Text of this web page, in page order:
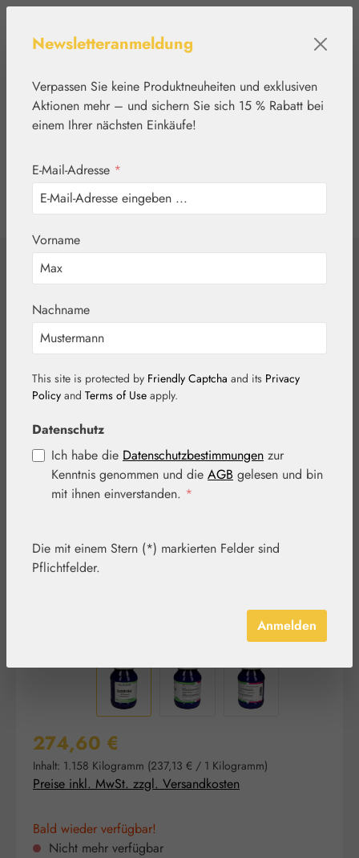
Werkzeugleiste anzeigen
Passiflora GPH
Kapseln
Bildergalerie überspringen
Regulärer Preis:
274,60 €
Inhalt: 1.158 Kilogramm (237,13 € / 1 Kilogramm)
Preise inkl. MwSt. zzgl. Versandkosten
Bald wieder verfügbar!
Nicht mehr verfügbar
Newsletteranmeldung
Verpassen Sie keine Produktneuheiten und exklusiven
Aktionen mehr – und sichern Sie sich 15 % Rabatt bei
einem Ihrer nächsten Einkäufe!
E-Mail-Adresse *
Vorname
Nachname
This site is protected by Friendly Captcha and its Privacy
Policy and Terms of Use apply.
Datenschutz
Ich habe die Datenschutzbestimmungen zur
Kenntnis genommen und die AGB gelesen und bin
mit ihnen einverstanden. *
Die mit einem Stern (*) markierten Felder sind
Pflichtfelder.
Anmelden